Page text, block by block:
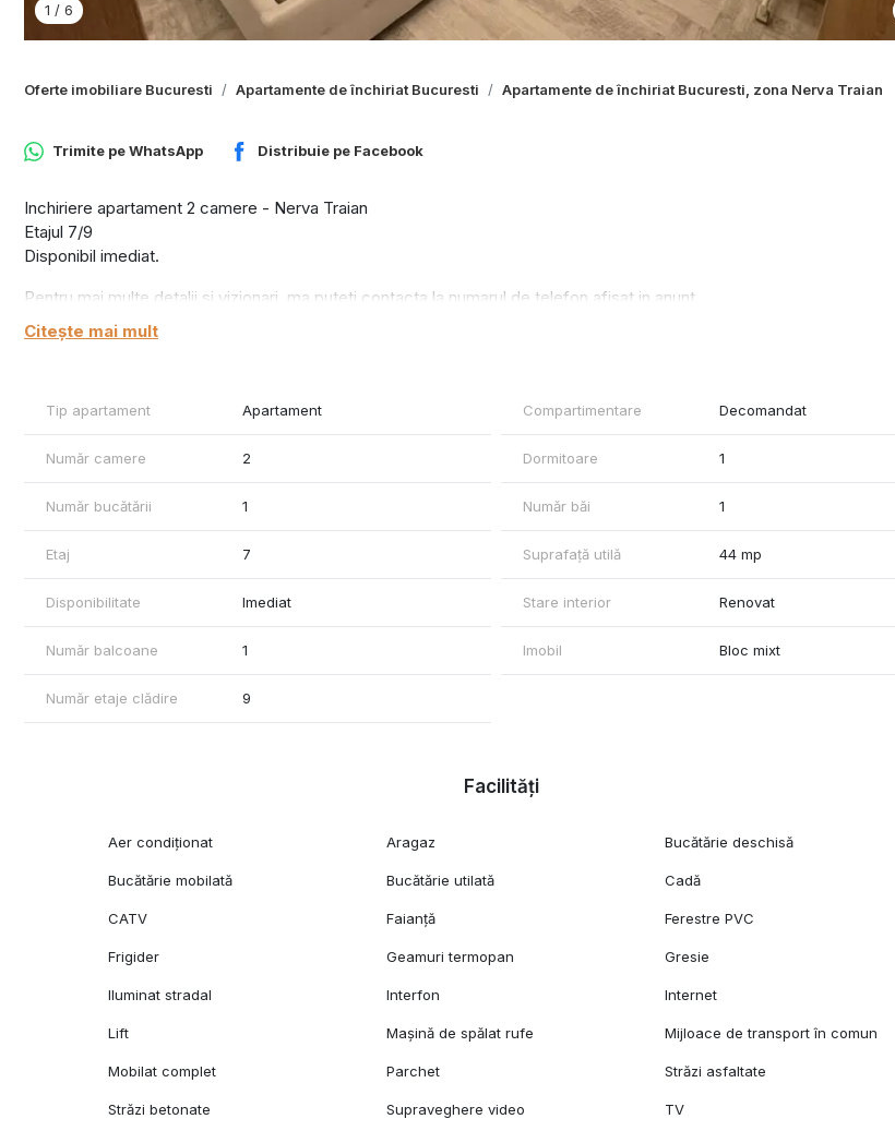
1 / 6
Oferte imobiliare Bucuresti Apartamente de închiriat Bucuresti Apartamente de închiriat Bucuresti, zona Nerva Traian
Trimite peWhatsApp Distribuie pe Facebook
Inchiriere apartament 2 camere - Nerva Traian
Etajul 7/9
Disponibil imediat.
Pentru mai multe detalii si vizionari, ma puteti contacta la numarul de telefon afisat in anunt.
Citește mai mult
Tip apartament Apartament Compartimentare Decomandat
Număr camere 2 Dormitoare 1
Număr bucătării 1 Număr băi 1
Etaj 7 Suprafață utilă 44 mp
Disponibilitate Imediat Stare interior Renovat
Număr balcoane 1 Imobil Bloc mixt
Număr etaje clădire 9
Facilități
Aer condiționat Aragaz Bucătărie deschisă
Bucătărie mobilată Bucătărie utilată Cadă
CATV Faianță Ferestre PVC
Frigider Geamuri termopan Gresie
Iluminat stradal Interfon Internet
Lift Mașină de spălat rufe Mijloace de transport în comun
Mobilat complet Parchet Străzi asfaltate
Străzi betonate Supraveghere video TV